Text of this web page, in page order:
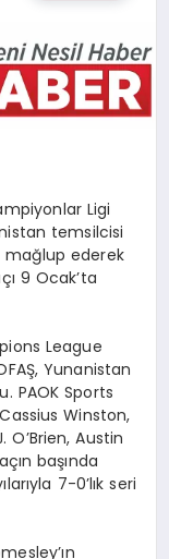
Ligi
temsilcisi
mağlup ederek
9 Ocak’ta
League
Yunanistan
PAOK Sports
Winston,
Austin
başında
7-0’lık seri